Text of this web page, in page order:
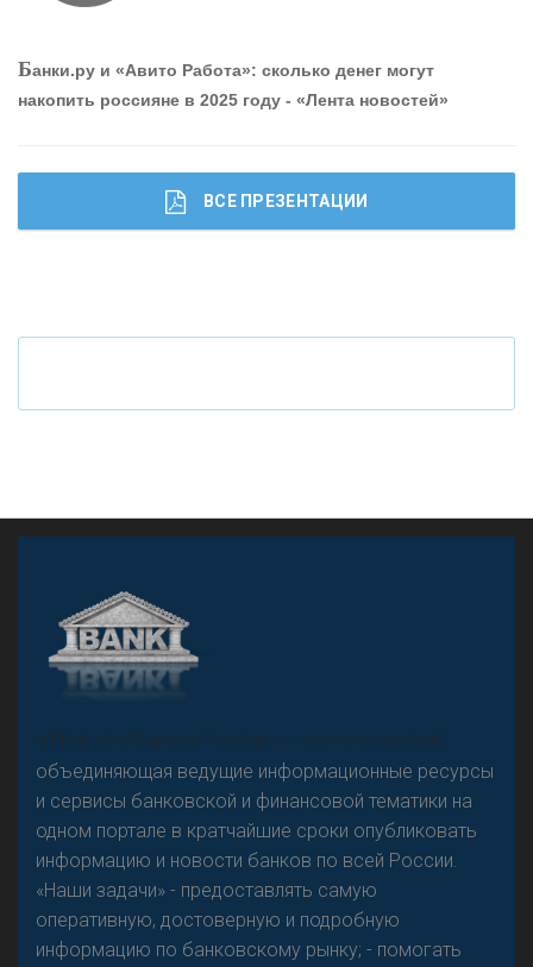
ОНАС
Банки.ру и «Авито Работа»: сколько денег могут
накопить россияне в 2025 году - «Лента новостей»
ВСЕ ПРЕЗЕНТАЦИИ
«Н
овости Банков России» – группа компаний,
объединяющая ведущие информационные ресурсы
и сервисы банковской и финансовой тематики на
одном портале в кратчайшие сроки опубликовать
информацию и новости банков по всей России.
«Наши задачи» - предоставлять самую
оперативную, достоверную и подробную
информацию по банковскому рынку; - помогать